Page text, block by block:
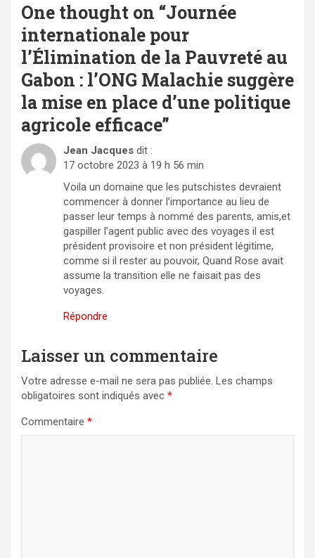
One thought on “Journée
internationale pour
l’Élimination de la Pauvreté au
Gabon : l’ONG Malachie suggère
la mise en place d’une politique
agricole efficace”
Jean Jacques dit :
17 octobre 2023 à 19 h 56 min
Voila un domaine que les putschistes devraient
commencer à donner l’importance au lieu de
passer leur temps à nommé des parents, amis,et
gaspiller l’agent public avec des voyages il est
président provisoire et non président légitime,
comme si il rester au pouvoir, Quand Rose avait
assume la transition elle ne faisait pas des
voyages.
Répondre
Laisser un commentaire
Votre adresse e-mail ne sera pas publiée. Les champs
obligatoires sont indiqués avec *
Commentaire *